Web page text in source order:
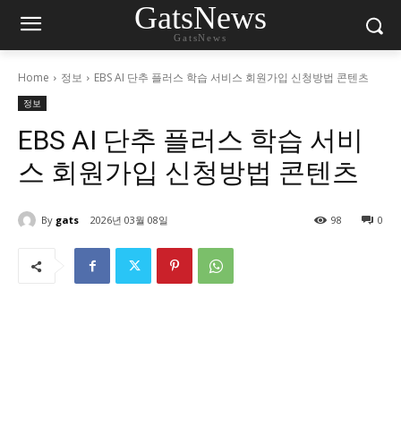
GatsNews
GatsNews
Home 정보 EBS AI 단추 플러스 학습 서비스 회원가입 신청방법 콘텐츠
정보
EBS AI 단추 플러스 학습 서비
스 회원가입 신청방법 콘텐츠
By gats 2026년 03월 08일 0
98